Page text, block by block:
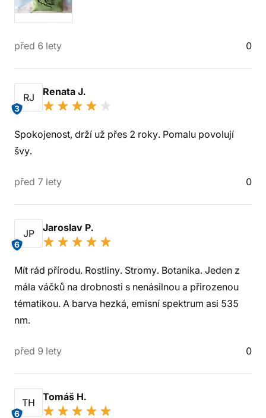
před 6 lety 0
RJ
3
Renata J.
Spokojenost, drží už přes 2 roky. Pomalu povolují
švy.
před 7 lety 0
JP
6
Jaroslav P.
Mít rád přírodu. Rostliny. Stromy. Botanika. Jeden z
mála váčků na drobnosti s nenásilnou a přirozenou
tématikou. A barva hezká, emisní spektrum asi 535
nm.
před 9 lety 0
TH
6
Tomáš H.